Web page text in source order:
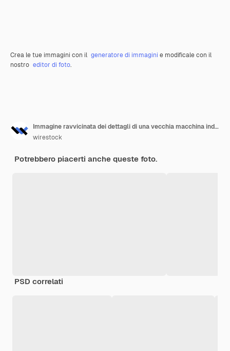
Crea le tue immagini con il generatore di immagini e modificale con il
nostro editor di foto.
Immagine ravvicinata dei dettagli di una vecchia macchina industriale
wirestock
Potrebbero piacerti anche queste foto.
PSD correlati